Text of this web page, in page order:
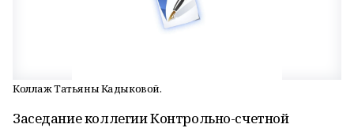
Коллаж Татьяны Кадыковой.
Заседание коллегии Контрольно-счетной